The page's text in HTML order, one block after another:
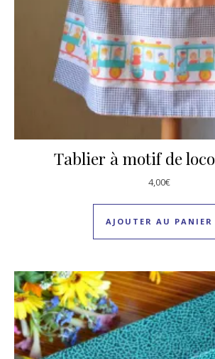
Tablier à motif de
4,00€
AJOUTER AU PANIER